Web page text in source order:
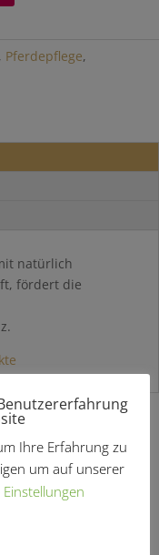
, Pferdepflege,
natürlich
fördert die
Ihre Erfahrung zu
um auf unserer
Einstellungen